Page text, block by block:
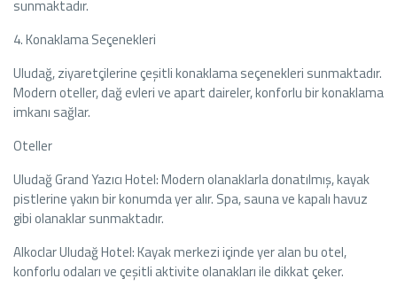
sunmaktadır.
4. Konaklama Seçenekleri
Uludağ, ziyaretçilerine çeşitli konaklama seçenekleri sunmaktadır.
Modern oteller, dağ evleri ve apart daireler, konforlu bir konaklama
imkanı sağlar.
Oteller
Uludağ Grand Yazıcı Hotel: Modern olanaklarla donatılmış, kayak
pistlerine yakın bir konumda yer alır. Spa, sauna ve kapalı havuz
gibi olanaklar sunmaktadır.
Alkoclar Uludağ Hotel: Kayak merkezi içinde yer alan bu otel,
konforlu odaları ve çeşitli aktivite olanakları ile dikkat çeker.